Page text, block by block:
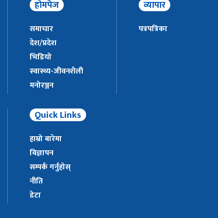
होमपेज
समाचार
देश/प्रदेश
भिडियो
स्वास्थ्य-जीवनशैली
मनोरञ्जन
व्यापार
पत्रपत्रिका
Quick Links
हाम्रो बारेमा
विज्ञापन
सम्पर्क गर्नुहोस्
नीति
डेटा